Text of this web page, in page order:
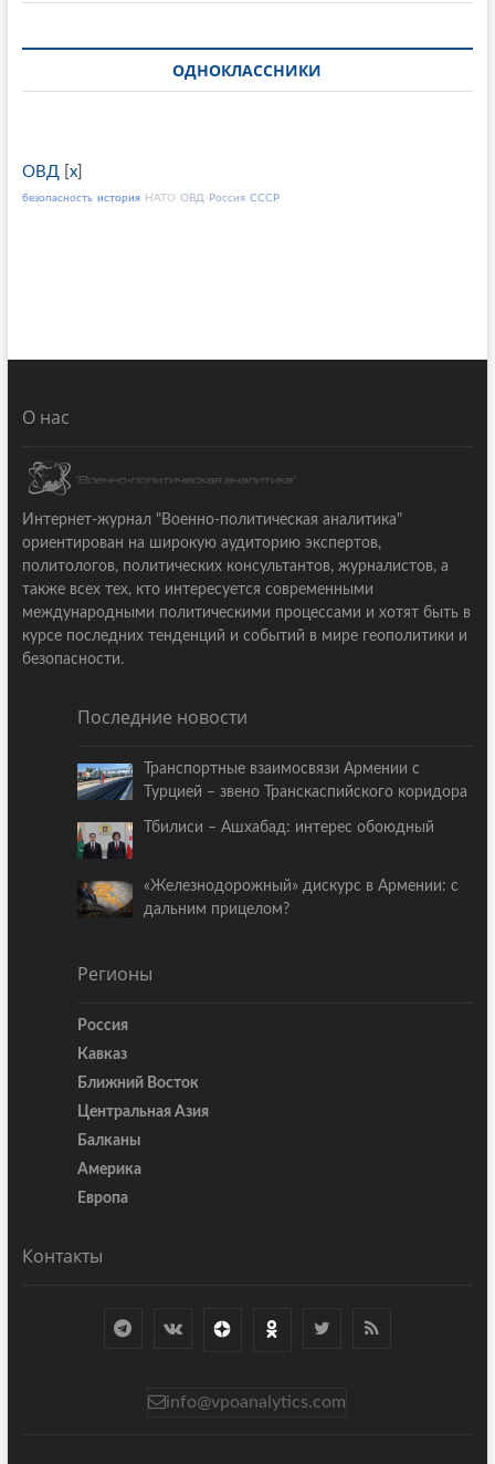
ОДНОКЛАССНИКИ
ОВД[ x]
безопасность история НАТО ОВД Россия СССР
О нас
Интернет-журнал "Военно-политическая аналитика"
ориентирован на широкую аудиторию экспертов,
политологов, политических консультантов, журналистов, а
также всех тех, кто интересуется современными
международными политическими процессами и хотят быть в
курсе последних тенденций и событий в мире геополитики и
безопасности.
Последние новости
Транспортные взаимосвязи Армении с
Турцией – звено Транскаспийского коридора
Тбилиси – Ашхабад: интерес обоюдный
«Железнодорожный» дискурс в Армении: с
дальним прицелом?
Регионы
Россия
Кавказ
Ближний Восток
Центральная Азия
Балканы
Америка
Европа
Контакты
info@vpoanalytics.com